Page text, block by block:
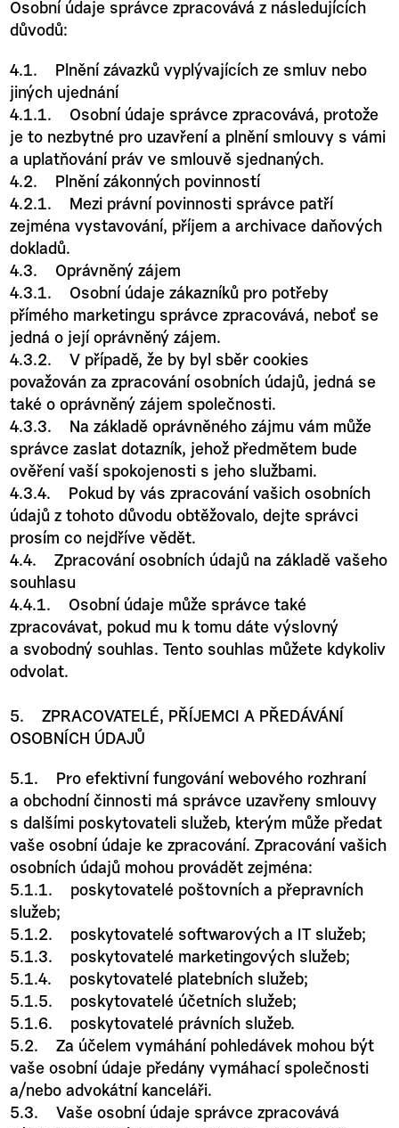
Osobní údaje správce zpracovává z následujících
důvodů:
4.1. Plnění závazků vyplývajících ze smluv nebo
jiných ujednání
4.1.1. Osobní údaje správce zpracovává, protože
je to nezbytné pro uzavření a plnění smlouvy s vámi
a uplatňování práv ve smlouvě sjednaných.
4.2. Plnění zákonných povinností
4.2.1. Mezi právní povinnosti správce patří
zejména vystavování, příjem a archivace daňových
dokladů.
4.3. Oprávněný zájem
4.3.1. Osobní údaje zákazníků pro potřeby
přímého marketingu správce zpracovává, neboť se
jedná o její oprávněný zájem.
4.3.2. V případě, že by byl sběr cookies
považován za zpracování osobních údajů, jedná se
také o oprávněný zájem společnosti.
4.3.3. Na základě oprávněného zájmu vám může
správce zaslat dotazník, jehož předmětem bude
ověření vaší spokojenosti s jeho službami.
4.3.4. Pokud by vás zpracování vašich osobních
údajů z tohoto důvodu obtěžovalo, dejte správci
prosím co nejdříve vědět.
4.4. Zpracování osobních údajů na základě vašeho
souhlasu
4.4.1. Osobní údaje může správce také
zpracovávat, pokud mu k tomu dáte výslovný
a svobodný souhlas. Tento souhlas můžete kdykoliv
odvolat.
5. ZPRACOVATELÉ, PŘÍJEMCI A PŘEDÁVÁNÍ
OSOBNÍCH ÚDAJŮ
5.1. Pro efektivní fungování webového rozhraní
a obchodní činnosti má správce uzavřeny smlouvy
s dalšími poskytovateli služeb, kterým může předat
vaše osobní údaje ke zpracování. Zpracování vašich
osobních údajů mohou provádět zejména:
5.1.1. poskytovatelé poštovních a přepravních
služeb;
5.1.2. poskytovatelé softwarových a IT služeb;
5.1.3. poskytovatelé marketingových služeb;
5.1.4. poskytovatelé platebních služeb;
5.1.5. poskytovatelé účetních služeb;
5.1.6. poskytovatelé právních služeb.
5.2. Za účelem vymáhání pohledávek mohou být
vaše osobní údaje předány vymáhací společnosti
a/nebo advokátní kanceláři.
5.3. Vaše osobní údaje správce zpracovává